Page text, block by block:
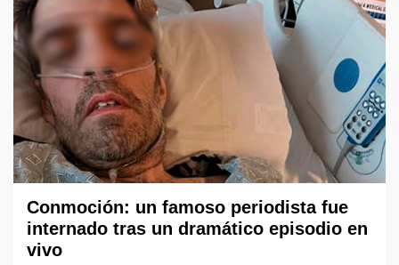
Conmoción: un famoso periodista fue
internado tras un dramático episodio en
vivo